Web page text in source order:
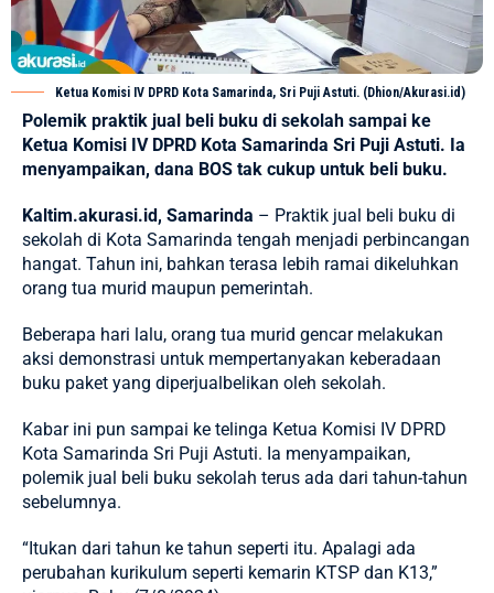
Ketua Komisi IV DPRD Kota Samarinda, Sri Puji Astuti. (Dhion/Akurasi.id)
Polemik praktik jual beli buku di sekolah sampai ke
Ketua Komisi IV DPRD Kota Samarinda Sri Puji Astuti. Ia
menyampaikan, dana BOS tak cukup untuk beli buku.
Kaltim.akurasi.id, Samarinda – Praktik jual beli buku di
sekolah di Kota Samarinda tengah menjadi perbincangan
hangat. Tahun ini, bahkan terasa lebih ramai dikeluhkan
orang tua murid maupun pemerintah.
Beberapa hari lalu, orang tua murid gencar melakukan
aksi demonstrasi untuk mempertanyakan keberadaan
buku paket yang diperjualbelikan oleh sekolah.
Kabar ini pun sampai ke telinga Ketua Komisi IV DPRD
Kota Samarinda Sri Puji Astuti. Ia menyampaikan,
polemik jual beli buku sekolah terus ada dari tahun-tahun
sebelumnya.
“Itukan dari tahun ke tahun seperti itu. Apalagi ada
perubahan kurikulum seperti kemarin KTSP dan K13,”